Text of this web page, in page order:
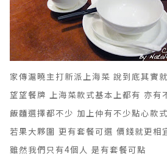
家傳滬曉主打新派上海菜 說到底其實
望望餐牌 上海菜款式基本上都有 亦有
飯麵選擇都不少 加上仲有不少點心款
若果大夥圍 更有套餐可選 價錢就更相
雖然我們只有4個人 是有套餐可點